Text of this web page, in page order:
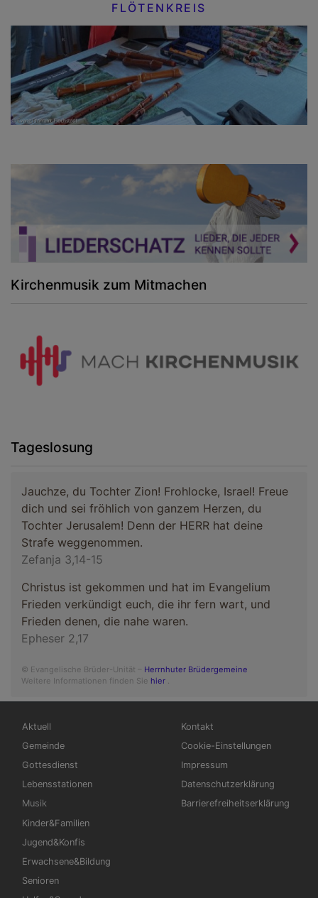
FLÖTENKREIS
Kirchenmusik zum Mitmachen
Tageslosung
Jauchze, du Tochter Zion! Frohlocke, Israel! Freue
dich und sei fröhlich von ganzem Herzen, du
Tochter Jerusalem! Denn der HERR hat deine
Strafe weggenommen.
Zefanja 3,14-15
Christus ist gekommen und hat im Evangelium
Frieden verkündigt euch, die ihr fern wart, und
Frieden denen, die nahe waren.
Epheser 2,17
© Evangelische Brüder-Unität – Herrnhuter Brüdergemeine
Weitere Informationen finden Sie hier .
Hauptnavigation
Aktuell
Gemeinde
Gottesdienst
Lebensstationen
Musik
Kinder&Familien
Jugend&Konfis
Erwachsene&Bildung
Senioren
Fußbereichsmenü
Kontakt
Cookie-Einstellungen
Impressum
Datenschutzerklärung
Barrierefreiheitserklärung